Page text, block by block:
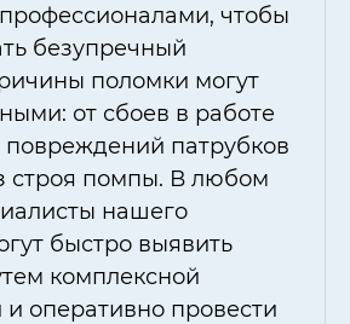
чтобы
безупречный
поломки могут
от сбоев в работе
повреждений патрубков
строя помпы. В любом
нашего
быстро выявить
комплексной
и оперативно провести